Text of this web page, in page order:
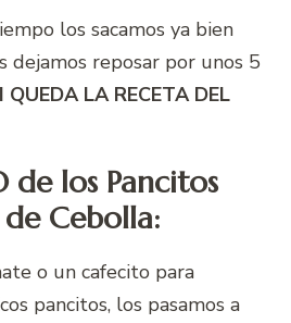
los sacamos ya bien
dejamos reposar por unos 5
QUEDA LA RECETA DEL
de los Pancitos
Cebolla:
o un cafecito para
pancitos, los pasamos a